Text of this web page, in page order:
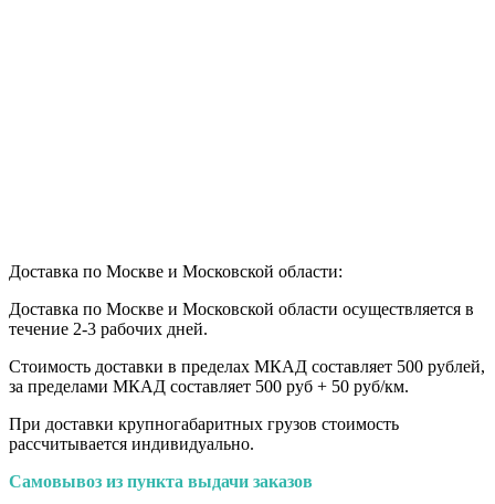
Доставка по Москве и Московской области:
Доставка по Москве и Московской области осуществляется в
течение 2-3 рабочих дней.
Стоимость доставки в пределах МКАД составляет 500 рублей,
за пределами МКАД составляет 500 руб + 50 руб/км.
При доставки крупногабаритных грузов стоимость
рассчитывается индивидуально.
Самовывоз из пункта выдачи заказов